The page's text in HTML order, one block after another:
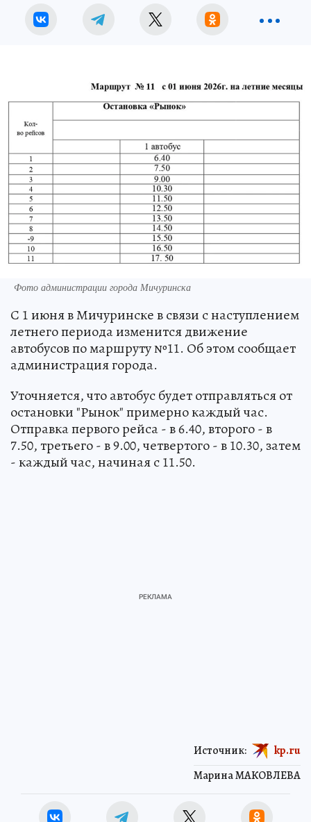
Фото администрации города Мичуринска
С 1 июня в Мичуринске в связи с наступлением
летнего периода изменится движение
автобусов по маршруту №11. Об этом сообщает
администрация города.
Уточняется, что автобус будет отправляться от
остановки "Рынок" примерно каждый час.
Отправка первого рейса - в 6.40, второго - в
7.50, третьего - в 9.00, четвертого - в 10.30, затем
- каждый час, начиная с 11.50.
Марина МАКОВЛЕВА
Источник: kp.ru